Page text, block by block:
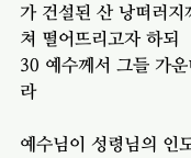
가 건설된 산 낭떠러지
쳐 떨어뜨리고자 하되
30 예수께서 그들 가
라
예수님이 성령님의 인